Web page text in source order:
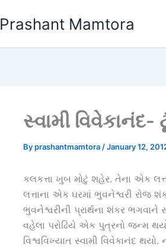
Prashant Mamtora
સ્વામી વિવેકાનંદ-
Byprashantmamtora /January 12,
કલકત્તા ખુબ મોટું શહેર. તેના એક
લત્તાના એક ઘરમાં ભુવનેશ્વરી રોજ
ભુવનેશ્વરીની પ્રાર્થના શંકર
વહેલા પરોઢિયે એક પુત્રનો જન્મ
વિશ્વવિખ્યાત સ્વામી વિવેકાનંદ